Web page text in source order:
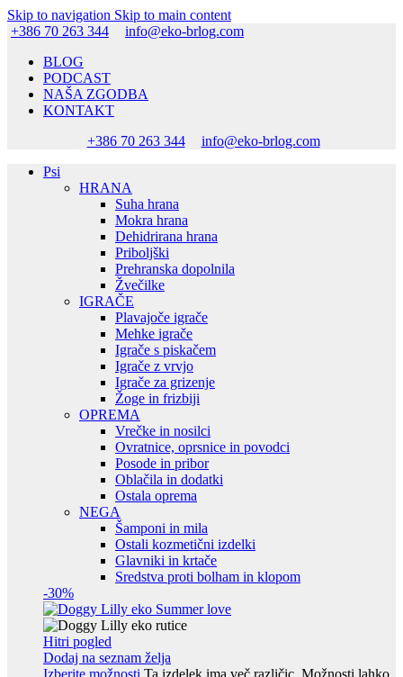
Skip to navigation Skip to main content
+386 70 263 344
info@eko-brlog.com
BLOG
PODCAST
NAŠA ZGODBA
KONTAKT
+386 70 263 344
info@eko-brlog.com
Psi
HRANA
Suha hrana
Mokra hrana
Dehidrirana hrana
Priboljški
Prehranska dopolnila
Žvečilke
IGRAČE
Plavajoče igrače
Mehke igrače
Igrače s piskačem
Igrače z vrvjo
Igrače za grizenje
Žoge in frizbiji
OPREMA
Vrečke in nosilci
Ovratnice, oprsnice in povodci
Posode in pribor
Oblačila in dodatki
Ostala oprema
NEGA
Šamponi in mila
Ostali kozmetični izdelki
Glavniki in krtače
Sredstva proti bolham in klopom
-30%
Hitri pogled
Dodaj na seznam želja
Izberite možnosti Ta izdelek ima več različic. Možnosti lahko